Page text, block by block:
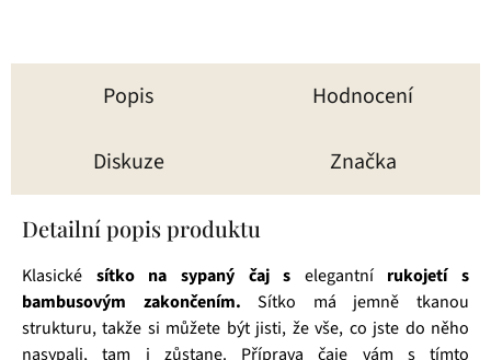
Popis Hodnocení
Diskuze Značka
Detailní popis produktu
Klasické sítko na sypaný čaj s elegantní rukojetí s
bambusovým zakončením. Sítko má jemně tkanou
strukturu, takže si můžete být jisti, že vše, co jste do něho
nasypali, tam i zůstane. Příprava čaje vám s tímto